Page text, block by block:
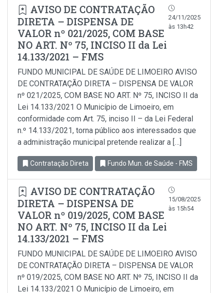
AVISO DE CONTRATAÇÃO
DIRETA – DISPENSA DE
VALOR nº 021/2025, COM BASE
NO ART. Nº 75, INCISO II da Lei
14.133/2021 – FMS
24/11/2025
às 13h42
FUNDO MUNICIPAL DE SAÚDE DE LIMOEIRO AVISO
DE CONTRATAÇÃO DIRETA – DISPENSA DE VALOR
nº 021/2025, COM BASE NO ART. Nº 75, INCISO II da
Lei 14.133/2021 O Município de Limoeiro, em
conformidade com Art. 75, inciso II – da Lei Federal
n.º 14.133/2021, torna público aos interessados que
a administração municipal pretende realizar a […]
Contratação Direta Fundo Mun. de Saúde - FMS
AVISO DE CONTRATAÇÃO
DIRETA – DISPENSA DE
VALOR nº 019/2025, COM BASE
NO ART. Nº 75, INCISO II da Lei
14.133/2021 – FMS
15/08/2025
às 15h54
FUNDO MUNICIPAL DE SAÚDE DE LIMOEIRO AVISO
DE CONTRATAÇÃO DIRETA – DISPENSA DE VALOR
nº 019/2025, COM BASE NO ART. Nº 75, INCISO II da
Lei 14.133/2021 O Município de Limoeiro, em